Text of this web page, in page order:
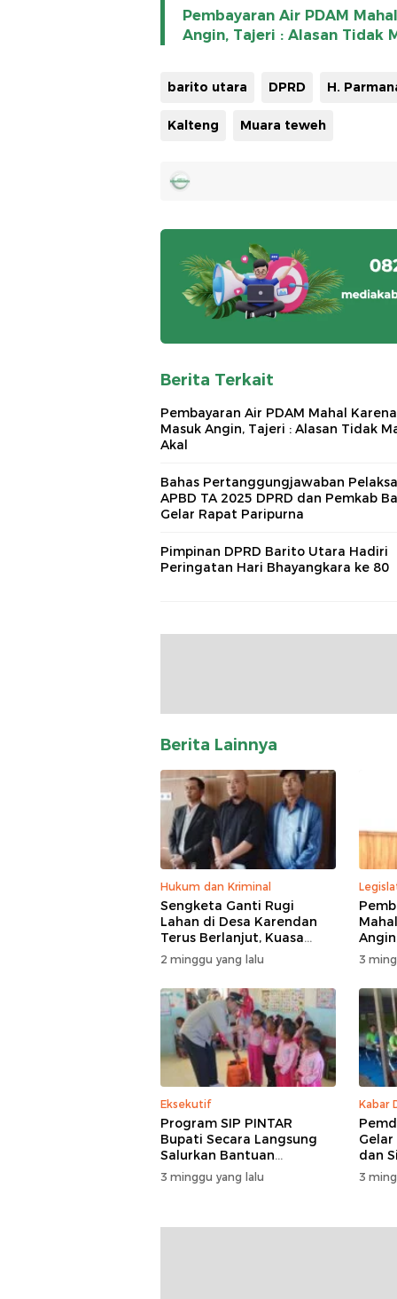
Pembayaran Air PDAM
Angin, Tajeri : Alasan Tidak
barito utara DPRD
Kalteng Muara teweh
Berita Terkait
Pembayaran Air PDAM Mahal
Masuk Angin, Tajeri : Alasan Tidak
Akal
Bahas Pertanggungjawaban
APBD TA 2025 DPRD dan Pemkab
Gelar Rapat Paripurna
Pimpinan DPRD Barito Utara Hadiri
Peringatan Hari Bhayangkara ke 80
Berita Lainnya
Hukum dan Kriminal
Sengketa Ganti Rugi
Lahan di Desa Karendan
Terus Berlanjut, Kuasa
Hukum Ajukan Kasasi
2 minggu yang lalu 3
Eksekutif
Program SIP PINTAR
Bupati Secara Langsung
Salurkan Bantuan
Pendidikan di Desa
Mampuak ll
3 minggu yang lalu
Kabar
dan
3